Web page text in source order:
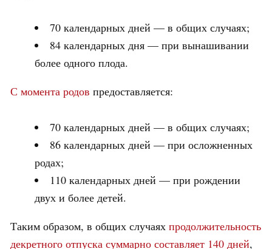
70 календарных дней — в общих случаях;
84 календарных дня — при вынашивании
более одного плода.
С момента родов предоставляется:
70 календарных дней — в общих случаях;
86 календарных дней — при осложненных
родах;
110 календарных дней — при рождении
двух и более детей.
Таким образом, в общих случаях продолжительность
декретного отпуска суммарно составляет 140 дней,